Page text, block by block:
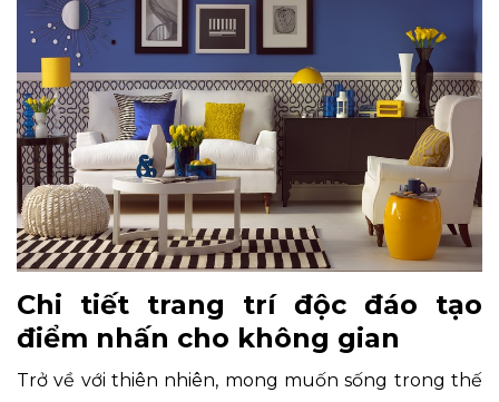
Chi tiết trang trí độc đáo tạo
điểm nhấn cho không gian
Trở về với thiên nhiên, mong muốn sống trong thế